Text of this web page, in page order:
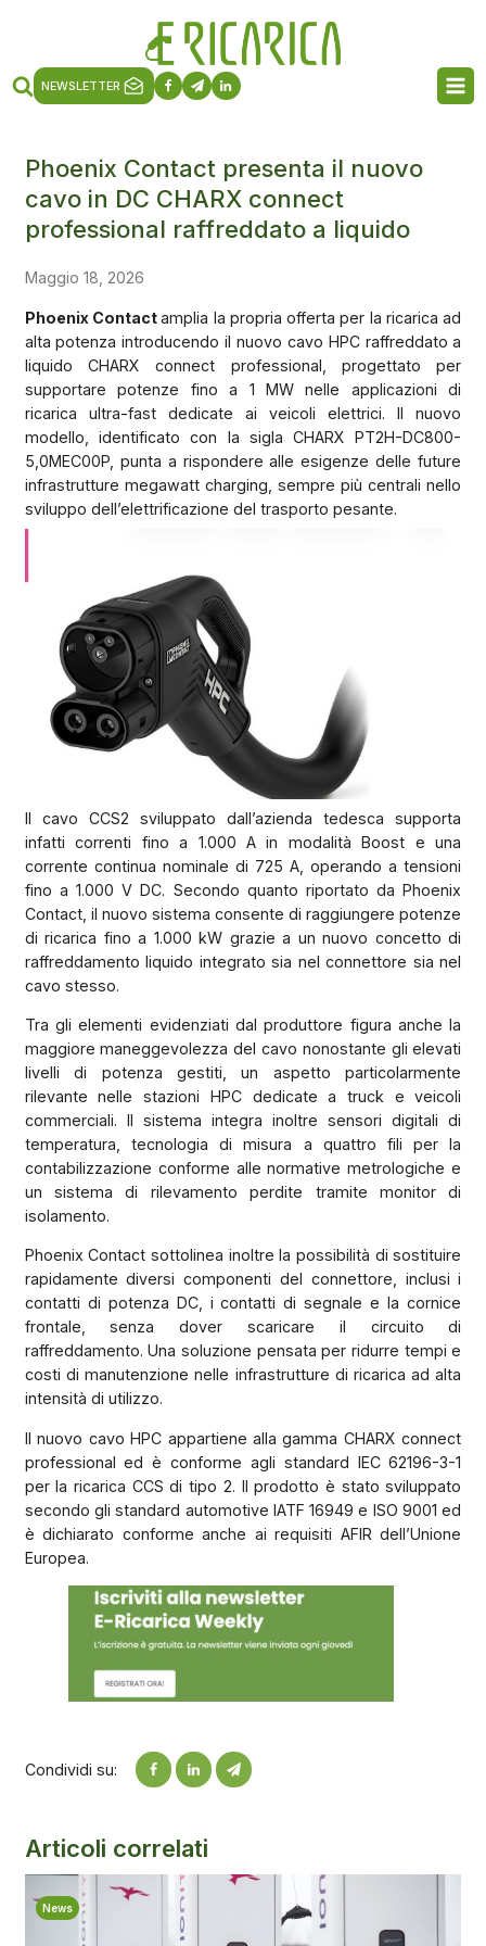
NEWSLETTER
Phoenix Contact presenta il nuovo
cavo in DC CHARX connect
professional raffreddato a liquido
Maggio 18, 2026
Phoenix Contactamplia la propria offerta per la ricarica ad
alta potenza introducendo il nuovo cavo HPC raffreddato a
liquido CHARX connect professional, progettato per
supportare potenze fino a 1 MW nelle applicazioni di
ricarica ultra-fast dedicate ai veicoli elettrici. Il nuovo
modello, identificato con la sigla CHARX PT2H-DC800-
5,0MEC00P, punta a rispondere alle esigenze delle future
infrastrutture megawatt charging, sempre più centrali nello
sviluppo dell’elettrificazione del trasporto pesante.
Il cavo CCS2 sviluppato dall’azienda tedesca supporta
infatti correnti fino a 1.000 A in modalità Boost e una
corrente continua nominale di 725 A, operando a tensioni
fino a 1.000 V DC. Secondo quanto riportato da Phoenix
Contact, il nuovo sistema consente di raggiungere potenze
di ricarica fino a 1.000 kW grazie a un nuovo concetto di
raffreddamento liquido integrato sia nel connettore sia nel
cavo stesso.
Tra gli elementi evidenziati dal produttore figura anche la
maggiore maneggevolezza del cavo nonostante gli elevati
livelli di potenza gestiti, un aspetto particolarmente
rilevante nelle stazioni HPC dedicate a truck e veicoli
commerciali. Il sistema integra inoltre sensori digitali di
temperatura, tecnologia di misura a quattro fili per la
contabilizzazione conforme alle normative metrologiche e
un sistema di rilevamento perdite tramite monitor di
isolamento.
Phoenix Contact sottolinea inoltre la possibilità di sostituire
rapidamente diversi componenti del connettore, inclusi i
contatti di potenza DC, i contatti di segnale e la cornice
frontale, senza dover scaricare il circuito di
raffreddamento. Una soluzione pensata per ridurre tempi e
costi di manutenzione nelle infrastrutture di ricarica ad alta
intensità di utilizzo.
Il nuovo cavo HPC appartiene alla gamma CHARX connect
professional ed è conforme agli standard IEC 62196-3-1
per la ricarica CCS di tipo 2. Il prodotto è stato sviluppato
secondo gli standard automotive IATF 16949 e ISO 9001 ed
è dichiarato conforme anche ai requisiti AFIR dell’Unione
Europea.
Condividi su:
Articoli correlati
News